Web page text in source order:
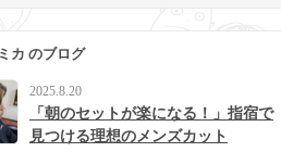
カ のブログ
2025.8.20
「朝のセットが楽になる！」指宿で
見つける理想のメンズカット